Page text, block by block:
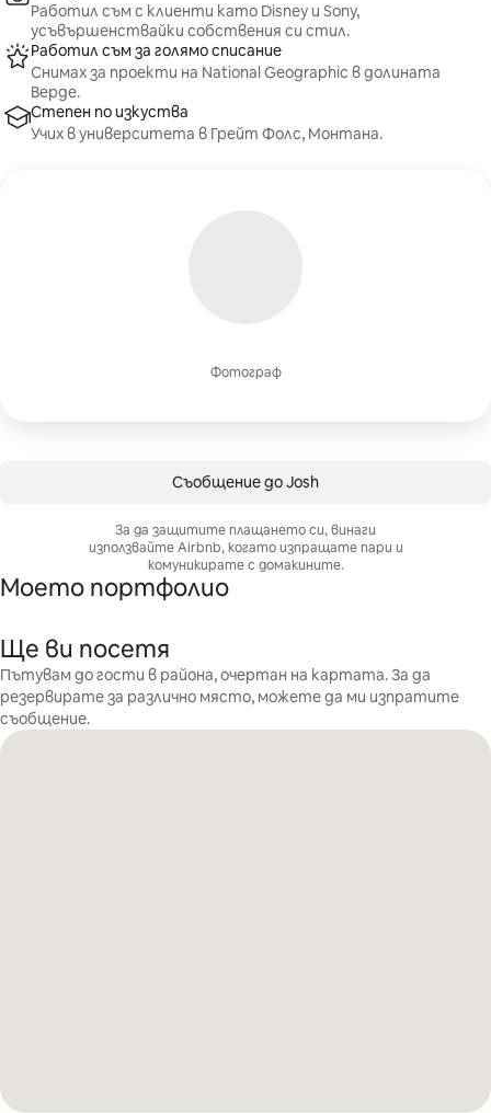
Фотограф
Работил съм с клиенти като Disney и Sony,
усъвършенствайки собствения си стил.
Работил съм за голямо списание
Снимах за проекти на National Geographic в долината
Верде.
Степен по изкуства
Учих в университета в Грейт Фолс, Монтана.
Съобщение до Josh
За да защитите плащането си, винаги
използвайте Airbnb, когато изпращате пари и
комуникирате с домакините.
Моето портфолио
Ще ви посетя
Пътувам до гости в района, очертан на картата. За да
резервирате за различно място, можете да ми изпратите
съобщение.